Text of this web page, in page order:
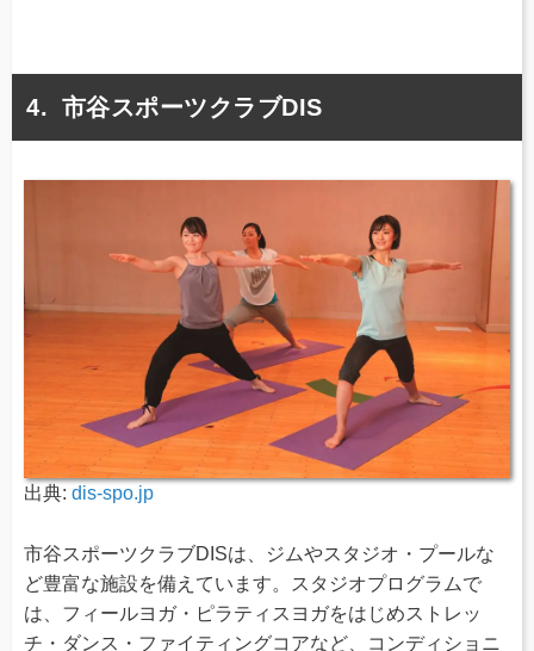
市谷スポーツクラブDIS
出典: dis-spo.jp
市谷スポーツクラブDISは、ジムやスタジオ・プールな
ど豊富な施設を備えています。スタジオプログラムで
は、フィールヨガ・ピラティスヨガをはじめストレッ
チ・ダンス・ファイティングコアなど、コンディショニ